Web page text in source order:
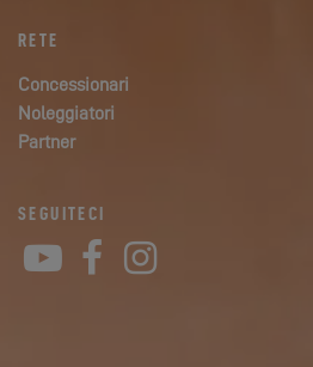
RETE
Concessionari
Noleggiatori
Partner
SEGUITECI
YouTube
Facebook
Instagram